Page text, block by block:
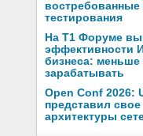
востребованные
тестирования
На Т1 Форуме
эффективности
бизнеса:
зарабатывать
Open Conf 2026:
представил
архитектуры